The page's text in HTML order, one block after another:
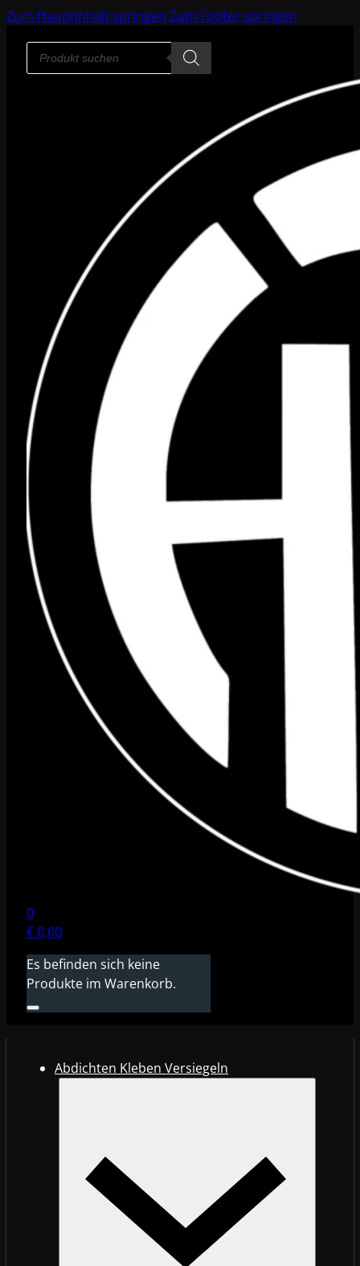
Zum Hauptinhalt springen Zum Footer springen
Products
search
0
€0,00
Es befinden sich keine
Produkte im Warenkorb.
Abdichten Kleben Versiegeln